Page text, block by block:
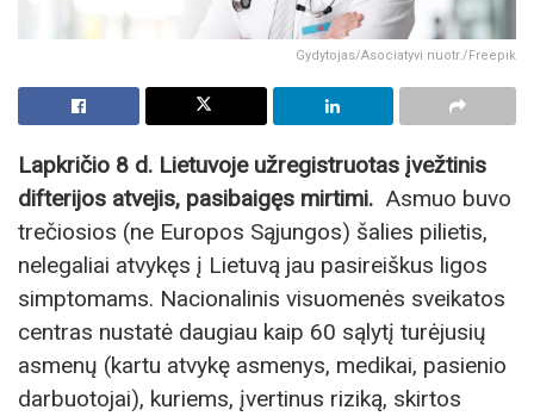
Gydytojas/Asociatyvi nuotr./Freepik
Lapkričio 8 d. Lietuvoje užregistruotas įvežtinis
difterijos atvejis, pasibaigęs mirtimi. Asmuo buvo
trečiosios (ne Europos Sąjungos) šalies pilietis,
nelegaliai atvykęs į Lietuvą jau pasireiškus ligos
simptomams. Nacionalinis visuomenės sveikatos
centras nustatė daugiau kaip 60 sąlytį turėjusių
asmenų (kartu atvykę asmenys, medikai, pasienio
darbuotojai), kuriems, įvertinus riziką, skirtos